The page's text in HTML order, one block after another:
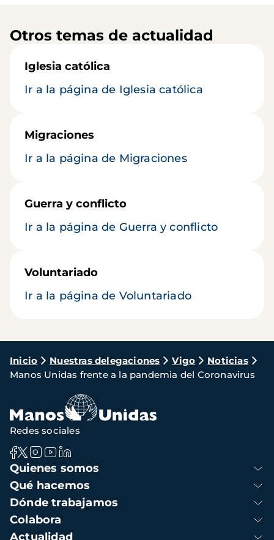
Otros temas de actualidad
Iglesia católica
Ir a la página de Iglesia católica
Migraciones
Ir a la página de Migraciones
Guerra y conflicto
Ir a la página de Guerra y conflicto
Voluntariado
Ir a la página de Voluntariado
Ruta
de
navegación
Inicio Nuestras delegaciones Vigo
Noticias
Manos Unidas frente a la pandemia del Coronavirus
Navegación
principal
Quienes somos
Qué hacemos
Dónde trabajamos
Colabora
Actualidad
Redes sociales